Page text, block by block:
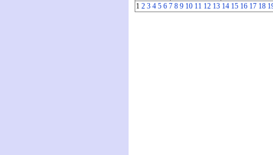
1 2 3 4 5 6 7 8 9 10 11 12 13 14 15 16 17 18